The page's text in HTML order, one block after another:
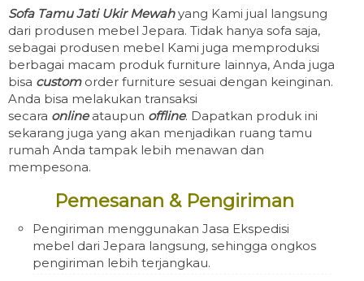
Sofa Tamu Jati Ukir Mewahyang Kami jual langsung
dari produsen mebel Jepara. Tidak hanya sofa saja,
sebagai produsen mebel Kami juga memproduksi
berbagai macam produk furniture lainnya, Anda juga
bisa customorder furniture sesuai dengan keinginan.
Anda bisa melakukan transaksi
secara onlineataupun offline. Dapatkan produk ini
sekarang juga yang akan menjadikan ruang tamu
rumah Anda tampak lebih menawan dan
mempesona.
Pemesanan & Pengiriman
Pengiriman menggunakan Jasa Ekspedisi
mebel dari Jepara langsung, sehingga ongkos
pengiriman lebih terjangkau.